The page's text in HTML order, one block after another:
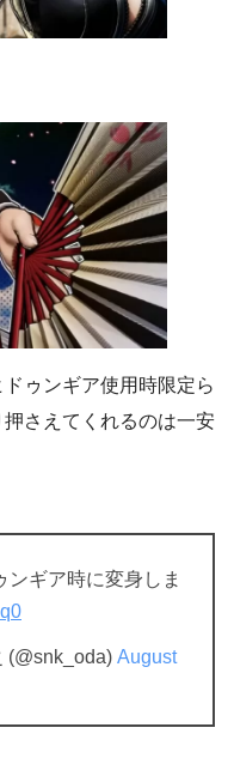
ゥンギア使用時限定ら
さえてくれるのは一安
ギア時に変身しま
(@snk_oda) August